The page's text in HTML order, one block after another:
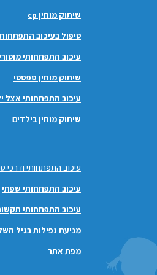
שיתוק מוחין cp
טיפול בעיכוב
עיכוב התפתחותי
שיתוק מוחין ספסטי
עיכוב התפתחותי אצל
שיתוק מוחין בילדים
עיכוב התפתחותי ודרכי
עיכוב התפתחותי שפתי
עיכוב התפתחותי
מניעת נפילות בגיל
מפת אתר